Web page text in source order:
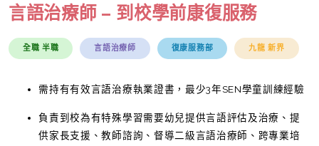
字:言語治療師 – 到校學前康復服務
全職 半職 言語治療師 復康服務部 九龍 新界
需持有有效言語治療執業證書，最少3年SEN學童訓練經驗
負責到校為有特殊學習需要幼兒提供言語評估及治療、提
供家長支援、教師諮詢、督導二級言語治療師、跨專業培